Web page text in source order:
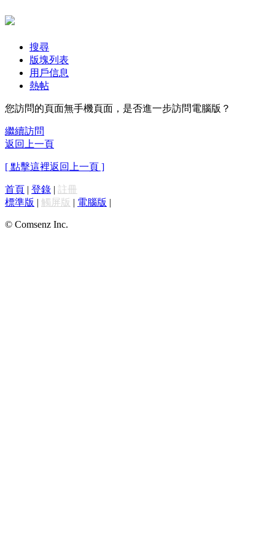
搜尋
版塊列表
用戶信息
熱帖
您訪問的頁面無手機頁面，是否進一步訪問電腦版？
繼續訪問
返回上一頁
[ 點擊這裡返回上一頁 ]
首頁 | 登錄 | 註冊
標準版 | 觸屏版 | 電腦版 |
© Comsenz Inc.